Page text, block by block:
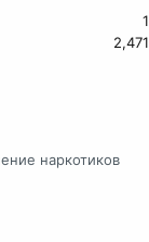
1
2,471
наркотиков